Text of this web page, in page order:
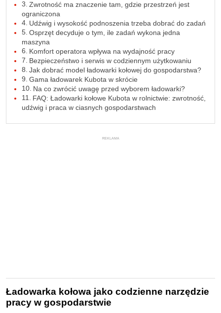
Zwrotność ma znaczenie tam, gdzie przestrzeń jest
ograniczona
Udźwig i wysokość podnoszenia trzeba dobrać do zadań
Osprzęt decyduje o tym, ile zadań wykona jedna
maszyna
Komfort operatora wpływa na wydajność pracy
Bezpieczeństwo i serwis w codziennym użytkowaniu
Jak dobrać model ładowarki kołowej do gospodarstwa?
Gama ładowarek Kubota w skrócie
Na co zwrócić uwagę przed wyborem ładowarki?
FAQ: Ładowarki kołowe Kubota w rolnictwie: zwrotność,
udźwig i praca w ciasnych gospodarstwach
REKLAMA
Ładowarka kołowa jako codzienne narzędzie
pracy w gospodarstwie